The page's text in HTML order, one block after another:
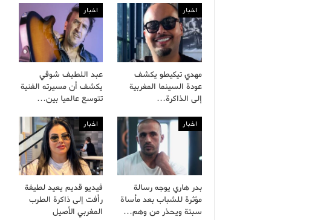
اخبار
مهدي تيكيطو يكشف
عودة السينما المغربية
إلى الذاكرة…
اخبار
عبد اللطيف شوقي
يكشف أن مسيرته الفنية
تتوسع عالميا بين…
اخبار
بدر هاري يوجه رسالة
مؤثرة للشباب بعد مأساة
سبتة ويحذر من وهم…
اخبار
فيديو قديم يعيد لطيفة
رأفت إلى ذاكرة الطرب
المغربي الأصيل